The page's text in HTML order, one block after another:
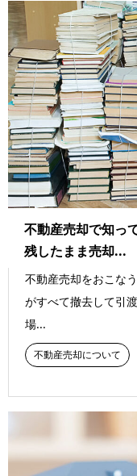
不動産売却で知っ
残したまま売却...
不動産売却をおこな
がすべて撤去して引
場...
不動産売却について